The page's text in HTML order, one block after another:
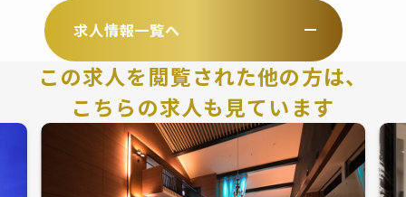
求人情報一覧へ
この求人を閲覧された他の方は、
こちらの求人も見ています